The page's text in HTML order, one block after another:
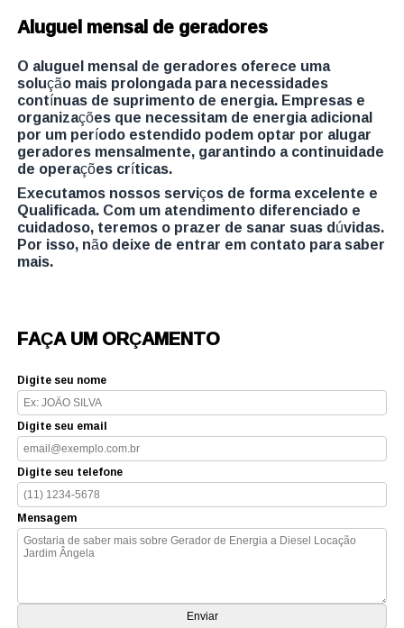
Aluguel mensal de geradores
O aluguel mensal de geradores oferece uma
solução mais prolongada para necessidades
contínuas de suprimento de energia. Empresas e
organizações que necessitam de energia adicional
por um período estendido podem optar por alugar
geradores mensalmente, garantindo a continuidade
de operações críticas.
Executamos nossos serviços de forma excelente e
Qualificada. Com um atendimento diferenciado e
cuidadoso, teremos o prazer de sanar suas dúvidas.
Por isso, não deixe de entrar em contato para saber
mais.
FAÇA UM ORÇAMENTO
Digite seu nome
Digite seu email
Digite seu telefone
Mensagem